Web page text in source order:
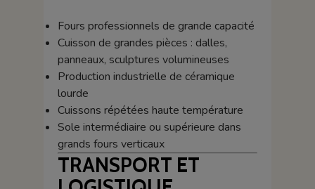
Fours professionnels de grande capacité
Cuisson de grandes pièces : dalles,
panneaux, sculptures volumineuses
Production industrielle de céramique
lourde
Cuissons répétées haute température
Sole intermédiaire ou supérieure dans
grands fours verticaux
TRANSPORT ET